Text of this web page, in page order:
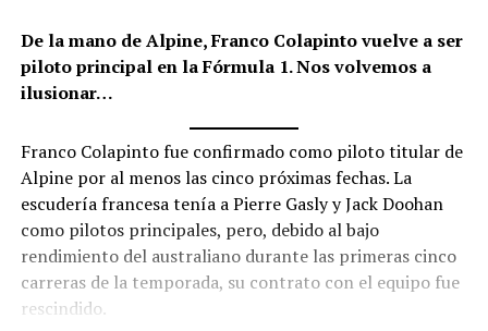
De la mano de Alpine, Franco Colapinto vuelve a ser
piloto principal en la Fórmula 1. Nos volvemos a
ilusionar…
Franco Colapinto fue confirmado como piloto titular de
Alpine por al menos las cinco próximas fechas. La
escudería francesa tenía a Pierre Gasly y Jack Doohan
como pilotos principales, pero, debido al bajo
rendimiento del australiano durante las primeras cinco
carreras de la temporada, su contrato con el equipo fue
rescindido.